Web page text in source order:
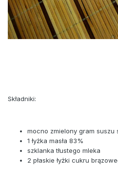
Składniki:
mocno zmielony gram suszu
1 łyżka masła 83%
szklanka tłustego mleka
2 płaskie łyżki cukru